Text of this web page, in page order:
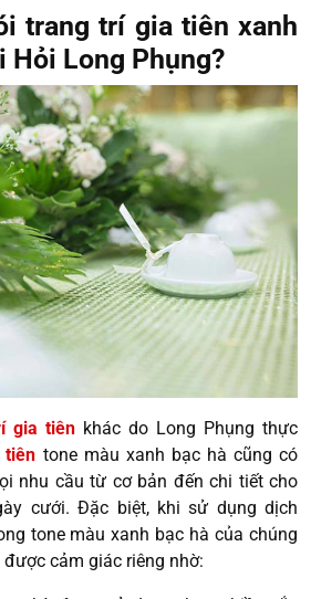
trang trí gia tiên xanh
Hỏi Long Phụng?
gia tiên khác do Long Phụng thực
tiên tone màu xanh bạc hà cũng có
nhu cầu từ cơ bản đến chi tiết cho
cưới. Đặc biệt, khi sử dụng dịch
tone màu xanh bạc hà của chúng
cảm giác riêng nhờ: